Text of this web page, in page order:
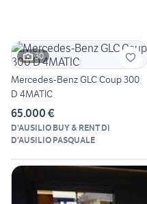
30
Mercedes-Benz GLC Coup 300
D 4MATIC
65.000 €
D'AUSILIO BUY & RENT DI
D'AUSILIO PASQUALE